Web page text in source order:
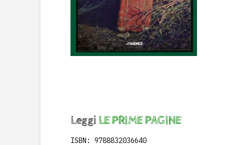
Leggi LE PRIME PAGINE
ISBN: 9788832036640